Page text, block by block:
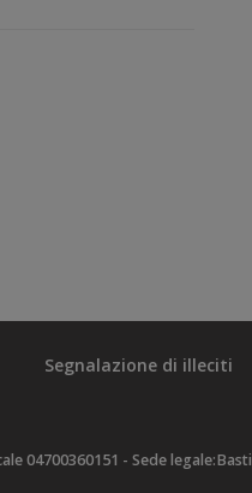
Segnalazione di illeciti
04700360151 - Sede